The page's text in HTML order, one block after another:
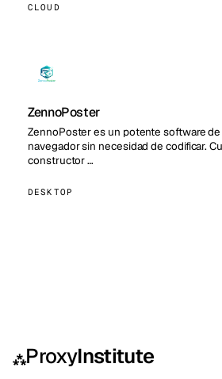
CLOUD
ZennoPoster
ZennoPoster es un potente software
navegador sin necesidad de codificar.
constructor …
DESKTOP
⁂ProxyInstitute